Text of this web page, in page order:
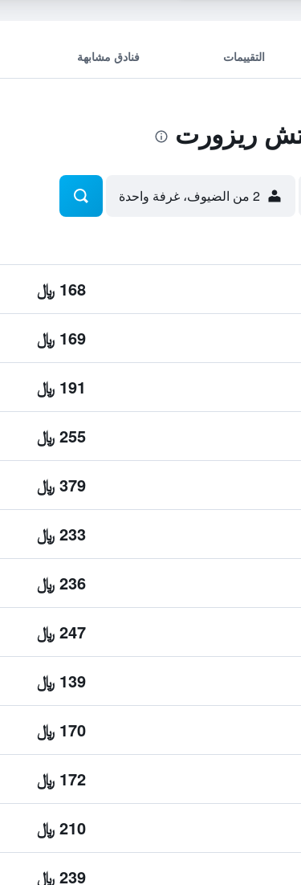
التقييمات فنادق مشابهة
ريزورت
2 من الضيوف، غرفة واحدة
168 ﷼
169 ﷼
191 ﷼
255 ﷼
379 ﷼
233 ﷼
236 ﷼
247 ﷼
139 ﷼
170 ﷼
172 ﷼
210 ﷼
239 ﷼